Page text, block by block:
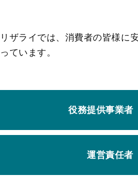
リザライでは、消費者の皆様に
っています。
役務提供事業者
運営責任者